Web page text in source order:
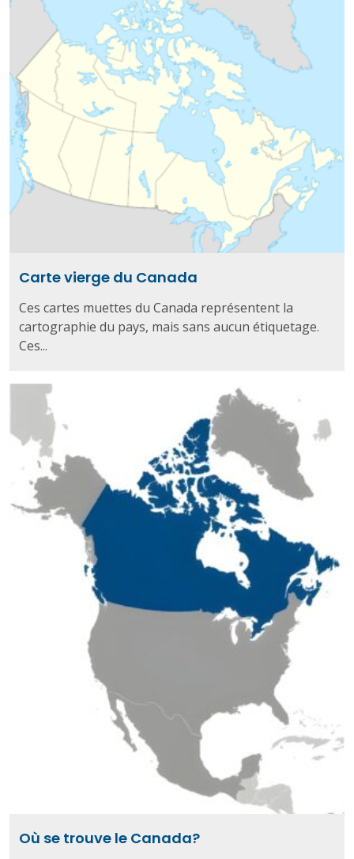
Carte vierge du Canada
Ces cartes muettes du Canada représentent la
cartographie du pays, mais sans aucun étiquetage.
Ces...
Où se trouve le Canada?